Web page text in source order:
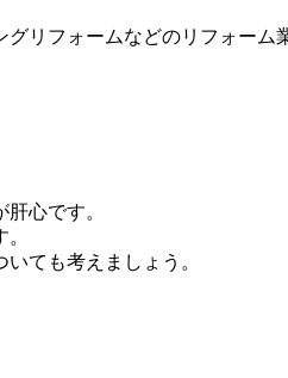
リフォームなどのリフォーム
心です。
ても考えましょう。